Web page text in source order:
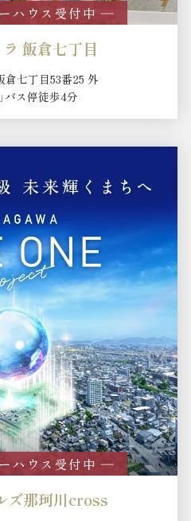
ハウス受付中 ―
飯倉七丁目
倉七丁目53番25 外
バス停徒歩4分
ハウス受付中 ―
ズ那珂川cross